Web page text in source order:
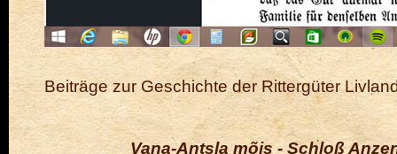
Beiträge zur Geschichte der Rittergüter
Vana-Antsla mõis - Schloß